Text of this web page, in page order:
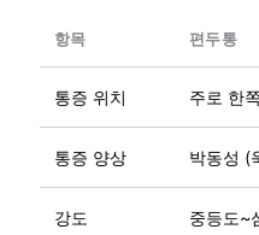
항목 편두통
통증 위치 주로 한
통증 양상 박동성 (
강도 중등도~